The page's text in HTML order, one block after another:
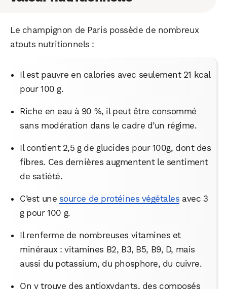
Le champignon de Paris possède de nombreux
atouts nutritionnels :
Il est pauvre en calories avec seulement 21 kcal
pour 100 g.
Riche en eau à 90 %, il peut être consommé
sans modération dans le cadre d’un régime.
Il contient 2,5 g de glucides pour 100g, dont des
fibres. Ces dernières augmentent le sentiment
de satiété.
C’est une source de protéines végétales avec 3
g pour 100 g.
Il renferme de nombreuses vitamines et
minéraux : vitamines B2, B3, B5, B9, D, mais
aussi du potassium, du phosphore, du cuivre.
On y trouve des antioxydants, des composés